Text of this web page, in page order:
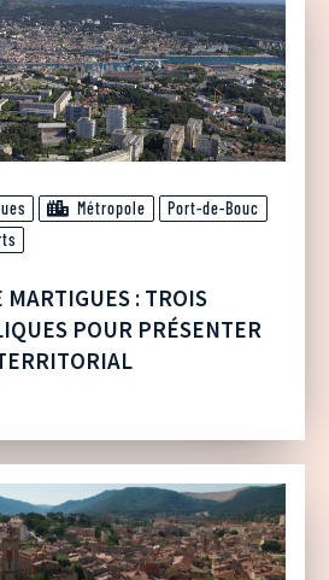
Métropole
Port-de-Bouc
MARTIGUES : TROIS
POUR PRÉSENTER